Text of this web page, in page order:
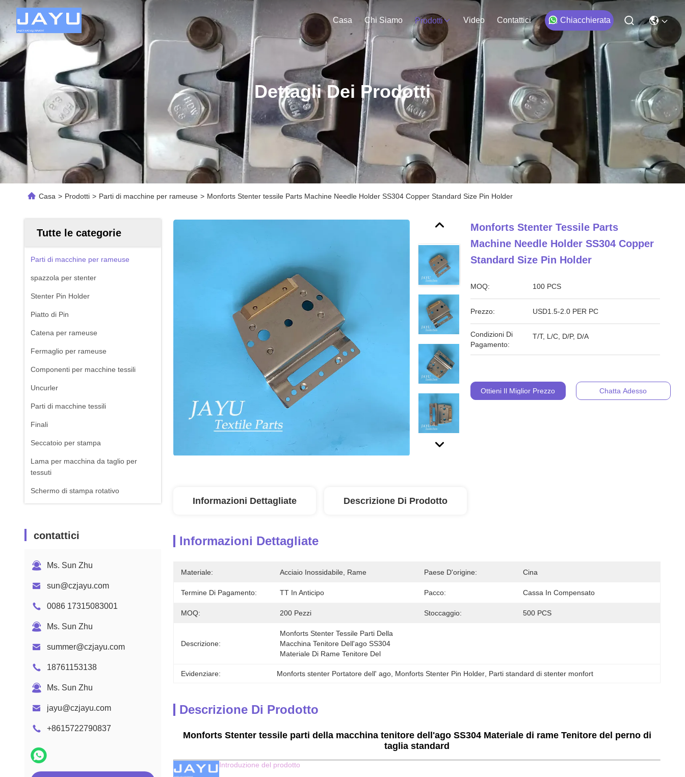
Casa Chi Siamo Prodotti Video Contattici Chiacchierata
Dettagli Dei Prodotti
Casa > Prodotti > Parti di macchine per rameuse > Monforts Stenter tessile Parts Machine Needle Holder SS304 Copper Standard Size Pin Holder
Tutte le categorie
Parti di macchine per rameuse
spazzola per stenter
Stenter Pin Holder
Piatto di Pin
Catena per rameuse
Fermaglio per rameuse
Componenti per macchine tessili
Uncurler
Parti di macchine tessili
Finali
Seccatoio per stampa
Lama per macchina da taglio per
tessuti
Schermo di stampa rotativo
contattici
Ms. Sun Zhu
sun@czjayu.com
0086 17315083001
Ms. Sun Zhu
summer@czjayu.com
18761153138
Ms. Sun Zhu
jayu@czjayu.com
+8615722790837
Monforts Stenter Tessile Parts
Machine Needle Holder SS304 Copper
Standard Size Pin Holder
MOQ: 100 PCS
Prezzo: USD1.5-2.0 PER PC
Condizioni Di
Pagamento:
T/T, L/C, D/P, D/A
Ottieni Il Miglior Prezzo Chatta Adesso
Informazioni Dettagliate Descrizione Di Prodotto
Informazioni Dettagliate
Materiale: Acciaio Inossidabile, Rame Paese D'origine: Cina
Termine Di Pagamento: TT In Anticipo Pacco: Cassa In Compensato
MOQ: 200 Pezzi Stoccaggio: 500 PCS
Descrizione:
Monforts Stenter Tessile Parti Della
Macchina Tenitore Dell'ago SS304
Materiale Di Rame Tenitore Del
Evidenziare: Monforts stenter Portatore dell' ago Monforts Stenter Pin Holder Parti standard di stenter monfort
Descrizione Di Prodotto
Monforts Stenter tessile parti della macchina tenitore dell'ago SS304 Materiale di rame Tenitore del perno di
taglia standard
Introduzione del prodotto